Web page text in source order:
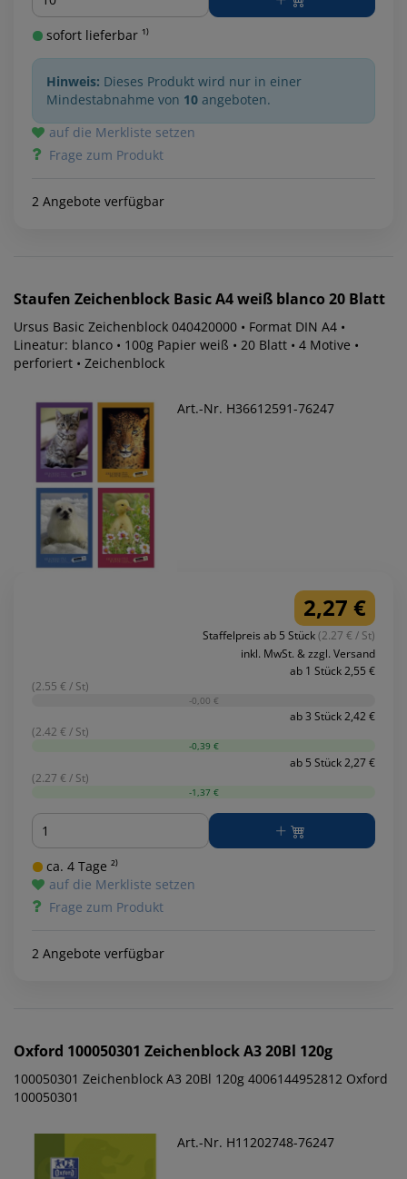
sofort lieferbar ¹⁾
Hinweis: Dieses Produkt wird nur in einer
Mindestabnahme von 10 angeboten.
auf die Merkliste setzen
Frage zum Produkt
2 Angebote verfügbar
Staufen Zeichenblock Basic A4 weiß blanco 20 Blatt
Ursus Basic Zeichenblock 040420000 • Format DIN A4 •
Lineatur: blanco • 100g Papier weiß • 20 Blatt • 4 Motive •
perforiert • Zeichenblock
Art.-Nr. H36612591-76247
2,27 €
Staffelpreis ab 5 Stück(2.27 € / St)
inkl. MwSt. & zzgl. Versand
ab 1 Stück 2,55 €
(2.55 € / St)
-0,00 €
ab 3 Stück 2,42 €
(2.42 € / St)
-0,39 €
ab 5 Stück 2,27 €
(2.27 € / St)
-1,37 €
Menge
ca. 4 Tage ²⁾
auf die Merkliste setzen
Frage zum Produkt
2 Angebote verfügbar
Oxford 100050301 Zeichenblock A3 20Bl 120g
100050301 Zeichenblock A3 20Bl 120g 4006144952812 Oxford
100050301
Art.-Nr. H11202748-76247